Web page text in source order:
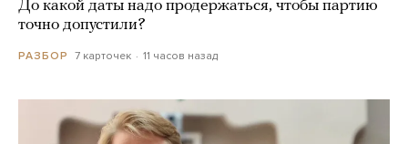
До какой даты надо продержаться, чтобы партию
точно допустили?
РАЗБОР 7 карточек 11 часов назад